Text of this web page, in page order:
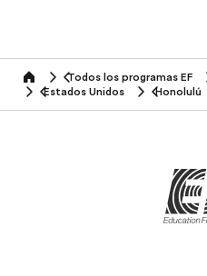
home Todos los programas EF
Estados Unidos
Honolulú